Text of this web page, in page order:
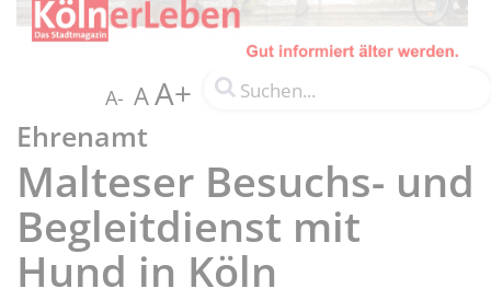
A- AA+
Ehrenamt
Malteser Besuchs- und
Begleitdienst mit
Hund in Köln